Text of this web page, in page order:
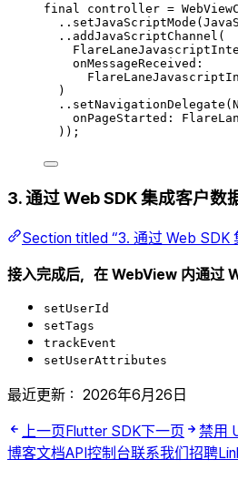
final
controller =
.. setJavaScriptMode (
.. addJavaScriptChannel (
onMessageReceived :
)
.. setNavigationDelegate (
onPageStarted :
)) ;
3. 通过 Web SDK 集成客户数
Section titled “3. 通过 Web SDK
接入完成后，在 WebView 内通过
setUserId
setTags
trackEvent
setUserAttributes
最近更新： 2026年6月26日
上一页Flutter SDK下一页
禁用
博客文档API控制台联系我们招聘